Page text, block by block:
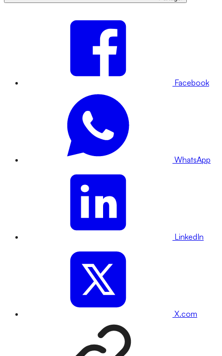
Facebook
WhatsApp
LinkedIn
X.com